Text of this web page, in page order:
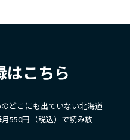
はこちら
どこにも出ていない北海道
550円（税込）で読み放